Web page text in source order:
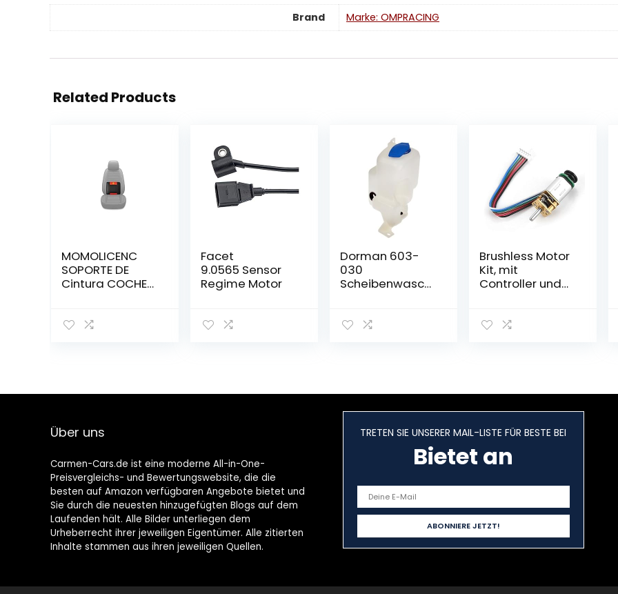
Brand Marke: OMPRACING
Related Products
MOMOLICENC
SOPORTE DE
Cintura COCHE
Facet
9.0565 Sensor
Regime Motor
Dorman 603-
030
Scheibenwaschf
Brushless Motor
Kit, mit
Controller und
Fahrradmotor
Über uns
Carmen-Cars.de ist eine moderne All-in-One-
Preisvergleichs- und Bewertungswebsite, die die
besten auf Amazon verfügbaren Angebote bietet und
Sie durch die neuesten hinzugefügten Blogs auf dem
Laufenden hält. Alle Bilder unterliegen dem
Urheberrecht ihrer jeweiligen Eigentümer. Alle zitierten
Inhalte stammen aus ihren jeweiligen Quellen.
TRETEN SIE UNSERER MAIL-LISTE FÜR BESTE BEI
Bietet an